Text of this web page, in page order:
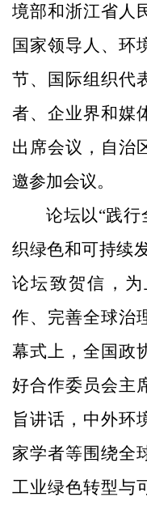
境部和浙江省人
国家领导人、环
节、国际组织代
者、企业界和媒
出席会议，自治
邀参加会议。
论坛以“践
织绿色和可持续
论坛致贺信，
作、完善全球治
幕式上，全国政
好合作委员会主
旨讲话，中外环
家学者等围绕全
工业绿色转型与